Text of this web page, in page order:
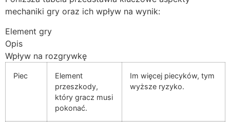
mechaniki gry oraz ich wpływ na wynik:
Element gry
Opis
Wpływ na rozgrywkę
Piec
Element
przeszkody,
który gracz musi
pokonać.
Im więcej piecyków, tym
wyższe ryzyko.